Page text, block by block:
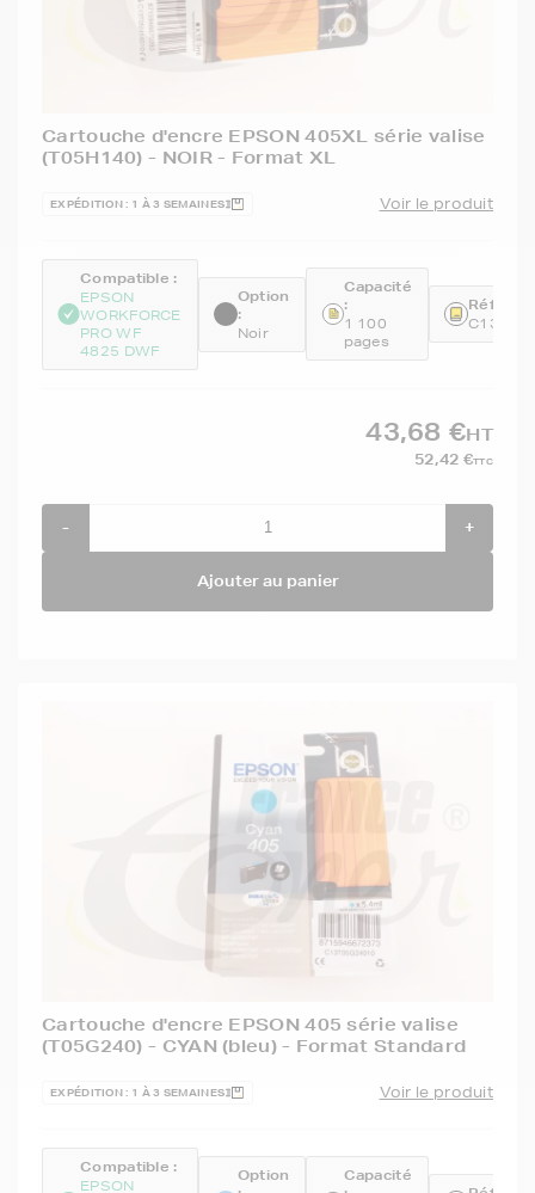
Cartouche d'encre EPSON 405XL série valise
(T05H140) - NOIR - Format XL
EXPÉDITION : 1 À 3 SEMAINES Voir le produit
Compatible :
EPSON
WORKFORCE
PRO WF
4825 DWF
Option
:
Noir
Capacité
:
1 100
pages
43,68 €HT
52,42 €TTC
- +
Ajouter au panier
Cartouche d'encre EPSON 405 série valise
(T05G240) - CYAN (bleu) - Format Standard
EXPÉDITION : 1 À 3 SEMAINES Voir le produit
Compatible :
EPSON
Option
Capacité